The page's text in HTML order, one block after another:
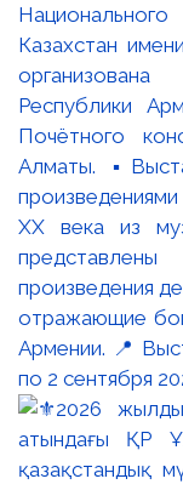
Казахстан
Республики
Почётного
Алматы.
XX века из
произведения
отражающие
Армении. 📍
по 2 сентября